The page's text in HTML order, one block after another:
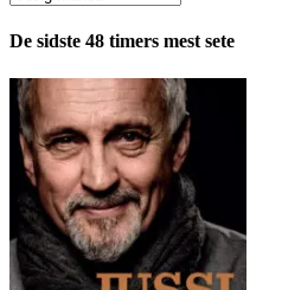
pr.
De sidste 48 timers mest sete